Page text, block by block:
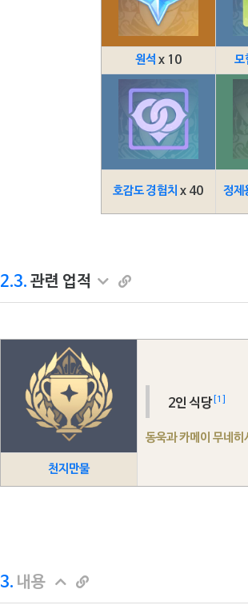
원석 x 10 모
호감도 경험치 x 40 정제
2.3. 관련 업적
2인 식당[1]
동욱과 카메이 무네히
천지만물
3. 내용